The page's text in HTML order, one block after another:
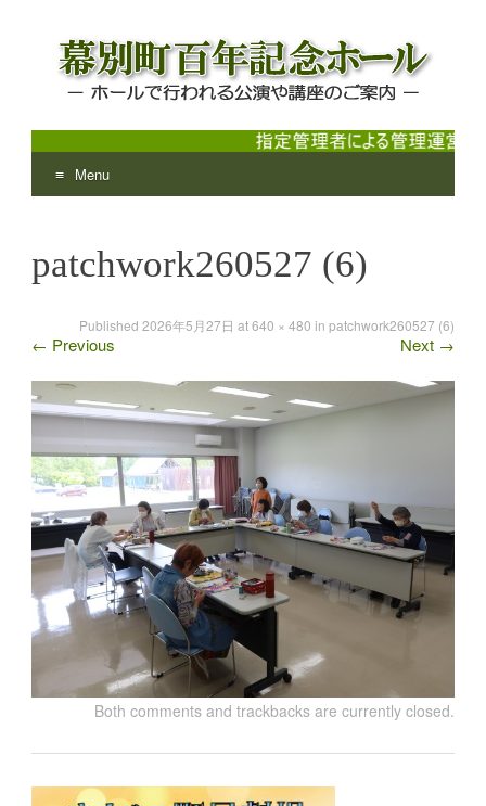
幕別町百年記念ホール
ホールで行われる公演や講座のご案内
Menu
content
patchwork260527 (6)
Published 2026年5月27日 at640 × 480 in patchwork260527 (6)
← Previous Next →
Both comments and trackbacks are currently closed.